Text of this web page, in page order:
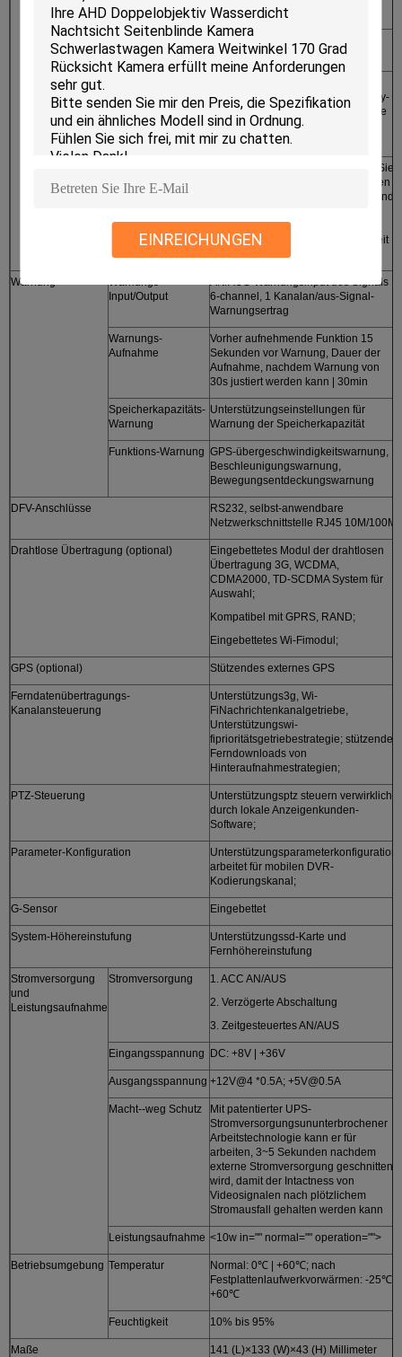
EINREICHUNGEN
Aufnahme stützend
Videosuche
Durch Zeit, Art, Speichergerät und
andere Bedingungen suchen
Einheit, stützendes synchrones Play-
back von bis 4 Kanälen und Analyse
auf Fahrzeuginformationen in den
Dateien
Schnellen Vorlauf stützend, fasten Sie
rückwärts, spielen Sie und pausieren
Sie und schnellen Vorlauf stützen und
Geschwindigkeit 2x, 4x, 8x und 16x
und Dateispiel von vorgewählter Zeit
Warnung
Warnungs-
Input/Output
AN/AUS-Warnungsinput des Signals
6-channel, 1 Kanalan/aus-Signal-
Warnungsertrag
Warnungs-
Aufnahme
Vorher aufnehmende Funktion 15
Sekunden vor Warnung, Dauer der
Aufnahme, nachdem Warnung von
30s justiert werden kann | 30min
Speicherkapazitäts-
Warnung
Unterstützungseinstellungen für
Warnung der Speicherkapazität
Funktions-Warnung GPS-übergeschwindigkeitswarnung,
Beschleunigungswarnung,
Bewegungsentdeckungswarnung
DFV-Anschlüsse
RS232, selbst-anwendbare
Netzwerkschnittstelle RJ45 10M/100M
Drahtlose Übertragung (optional)
Eingebettetes Modul der drahtlosen
Übertragung 3G, WCDMA,
CDMA2000, TD-SCDMA System für
Auswahl;
Kompatibel mit GPRS, RAND;
Eingebettetes Wi-Fimodul;
GPS (optional) Stützendes externes GPS
Ferndatenübertragungs-
Kanalansteuerung
Unterstützungs3g, Wi-
FiNachrichtenkanalgetriebe,
Unterstützungswi-
fiprioritätsgetriebestrategie; stützende
Ferndownloads von
Hinteraufnahmestrategien;
PTZ-Steuerung
Unterstützungsptz steuern verwirklicht
durch lokale Anzeigenkunden-
Software;
Parameter-Konfiguration
Unterstützungsparameterkonfiguration
arbeitet für mobilen DVR-
Kodierungskanal;
G-Sensor Eingebettet
System-Höhereinstufung
Unterstützungssd-Karte und
Fernhöhereinstufung
Stromversorgung
und
Leistungsaufnahme
Stromversorgung
1. ACC AN/AUS
2. Verzögerte Abschaltung
3. Zeitgesteuertes AN/AUS
Eingangsspannung DC: +8V | +36V
Ausgangsspannung +12V@4 *0.5A; +5V@0.5A
Macht--weg Schutz
Mit patentierter UPS-
Stromversorgungsununterbrochener
Arbeitstechnologie kann er für
arbeiten, 3~5 Sekunden nachdem
externe Stromversorgung geschnitten
wird, damit der Intactness von
Videosignalen nach plötzlichem
Stromausfall gehalten werden kann
Leistungsaufnahme <10w in="" normal="" operation="">
Betriebsumgebung Temperatur
Normal: 0℃ | +60℃; nach
Festplattenlaufwerkvorwärmen: -25℃ |
+60℃
Feuchtigkeit 10% bis 95%
Maße 141 (L)×133 (W)×43 (H) Millimeter